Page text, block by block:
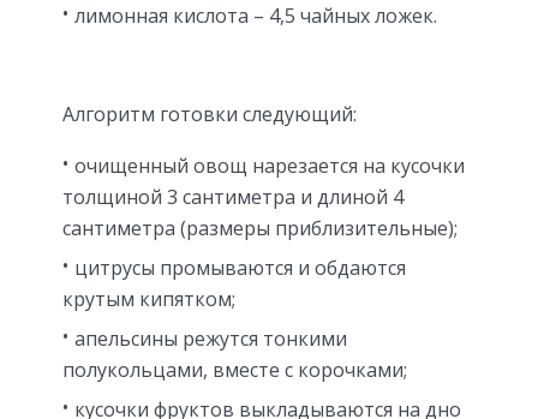
лимонная кислота – 4,5 чайных ложек.
Алгоритм готовки следующий:
очищенный овощ нарезается на кусочки
толщиной 3 сантиметра и длиной 4
сантиметра (размеры приблизительные);
цитрусы промываются и обдаются
крутым кипятком;
апельсины режутся тонкими
полукольцами, вместе с корочками;
кусочки фруктов выкладываются на дно